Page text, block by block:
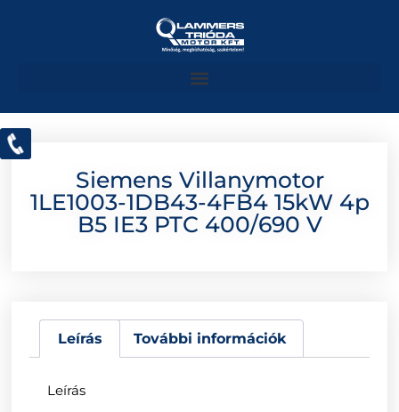
Siemens Villanymotor
1LE1003-1DB43-4FB4 15kW 4p
B5 IE3 PTC 400/690 V
Leírás További információk
Leírás